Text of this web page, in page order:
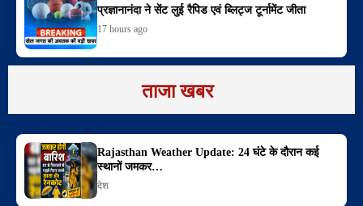
प्रज्ञानानंदा ने सेंट लुई रैपिड एवं ब्लिट्ज टूर्नामेंट जीता
17 hours ago
ताजा खबर
Rajasthan Weather Update: 24 घंटे के दौरान कई
स्थानों जमकर…
देश